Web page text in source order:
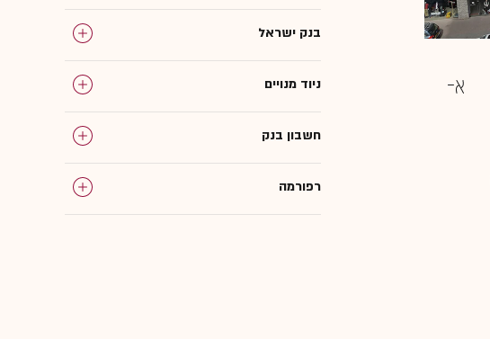
בנק ישראל
ניוד מנויים
חשבון בנק
רפורמה